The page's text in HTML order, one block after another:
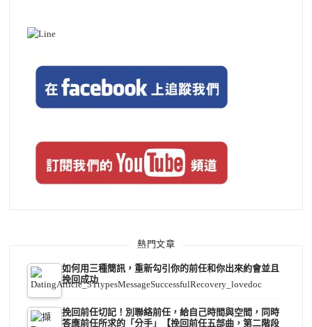
熱門文章
如何用三種簡訊，重新勾引你的前任和你出來約會並且
挽回成功
挽回前任切記！別聯絡前任，給自己時間與空間，同時
答應前任所求的「分手」【挽回前任五部曲，第二階段